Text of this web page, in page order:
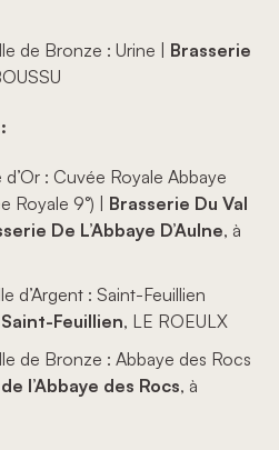
de Bronze : Urine | Brasserie
:
: Cuvée Royale Abbaye
Royale 9°) | Brasserie Du Val
De L’Abbaye D’Aulne, à
d’Argent : Saint-Feuillien
Feuillien, LE ROEULX
de Bronze : Abbaye des Rocs
l’Abbaye des Rocs, à